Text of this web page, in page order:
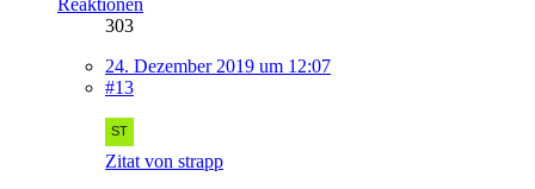
303
24. Dezember 2019 um 12:07
#13
Zitat von strapp